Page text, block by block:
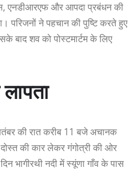
एनडीआरएफ और आपदा प्रबंधन की
परिजनों ने पहचान की पुष्टि करते हुए
बाद शव को पोस्टमार्टम के लिए
की रात करीब 11 बजे अचानक
की कार लेकर गंगोत्री की ओर
भागीरथी नदी में स्यूंणा गाँव के पास